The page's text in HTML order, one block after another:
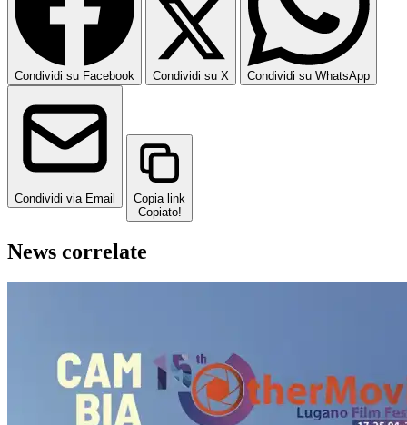
Condividi su Facebook Condividi su X Condividi su WhatsApp
Condividi via Email
Copia link
Copiato!
News correlate